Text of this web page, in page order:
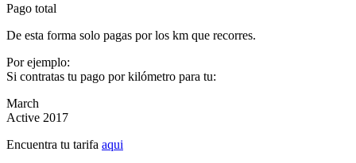
Pago total
De esta forma solo pagas por los km que recorres.
Por ejemplo:
Si contratas tu pago por kilómetro para tu:
March
Active 2017
Encuentra tu tarifa aqui